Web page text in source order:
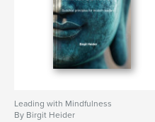
Leading with Mindfulness
By Birgit Heider